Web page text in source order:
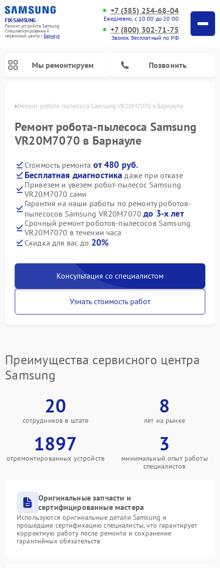
FIX-SAMSUNG
Ремонт устройств Samsung
Специализированный
cервисный центр г.Барнаул
+7 (385) 254-68-04
Ежедневно, с 10:00 до 20:00
+7 (800) 302-71-75
Звонок бесплатный по РФ
Мы ремонтируем Позвонить
Ремонт робота-пылесоса Samsung VR20M7070 в Барнауле
Ремонт робота-пылесоса Samsung
VR20M7070 в Барнауле
Стоимость ремонта от 480 руб.
Бесплатная диагностика даже при отказе
Привезем и увезем робот-пылесос Samsung
VR20M7070 сами
Гарантия на наши работы по ремонту роботов-
пылесосов Samsung VR20M7070до 3-х лет
Срочный ремонт роботов-пылесосов Samsung
VR20M7070 в течении часа
Скидка для вас до 20%
Консультация со специалистом
Узнать стоимость работ
Преимущества сервисного центра
Samsung
20
сотрудников в штате
8
лет на рынке
1897
отремонтированных устройств
3
минимальный опыт работы
специалистов
Оригинальные запчасти и
сертифицированные мастера
Используются оригинальные детали Samsung и
прошедшие сертификацию специалисты, что гарантирует
корректную работу после ремонта и сохранение
гарантийных обязательств